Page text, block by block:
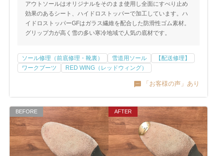
アウトソールはオリジナルをそのまま使用し全面にすべり止め
効果のあるシート、ハイドロストッパーで加工しています。ハ
イドロストッパーGFはガラス繊維を配合した防滑性ゴム素材。
グリップ力が高く雪の多い寒冷地域で人気の底材です。
ソール修理（前底修理・靴裏） 雪道用ソール
【配送修理】
ワークブーツ
RED WING（レッドウィング）
「お客様の声」あり